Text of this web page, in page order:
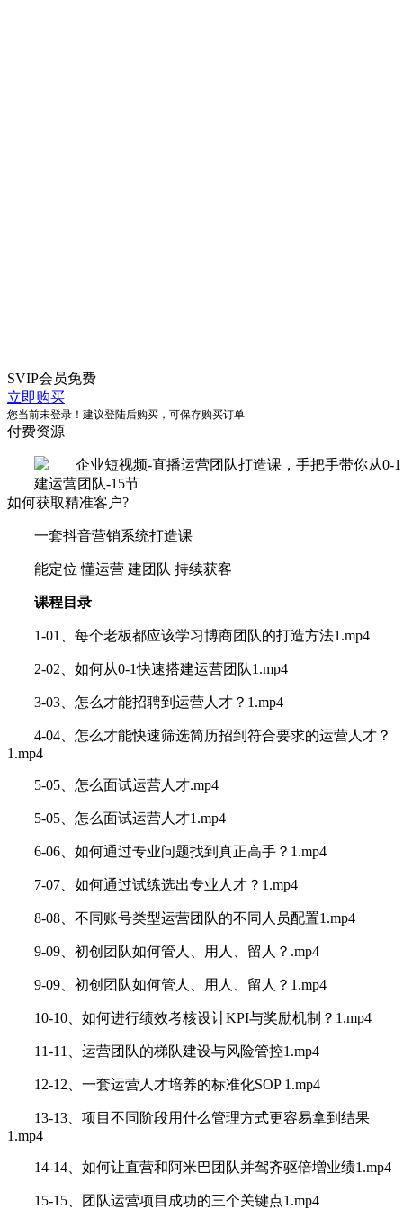
SVIP会员免费
立即购买
您当前未登录！建议登陆后购买，可保存购买订单
付费资源
如何获取精准客户?
一套抖音营销系统打造课
能定位 懂运营 建团队 持续获客
课程目录
1-01、每个老板都应该学习博商团队的打造方法1.mp4
2-02、如何从0-1快速搭建运营团队1.mp4
3-03、怎么才能招聘到运营人才？1.mp4
4-04、怎么才能快速筛选简历招到符合要求的运营人才？
1.mp4
5-05、怎么面试运营人才.mp4
5-05、怎么面试运营人才1.mp4
6-06、如何通过专业问题找到真正高手？1.mp4
7-07、如何通过试练选出专业人才？1.mp4
8-08、不同账号类型运营团队的不同人员配置1.mp4
9-09、初创团队如何管人、用人、留人？.mp4
9-09、初创团队如何管人、用人、留人？1.mp4
10-10、如何进行绩效考核设计KPI与奖励机制？1.mp4
11-11、运营团队的梯队建设与风险管控1.mp4
12-12、一套运营人才培养的标准化SOP 1.mp4
13-13、项目不同阶段用什么管理方式更容易拿到结果
1.mp4
14-14、如何让直营和阿米巴团队并驾齐驱倍増业绩1.mp4
15-15、团队运营项目成功的三个关键点1.mp4